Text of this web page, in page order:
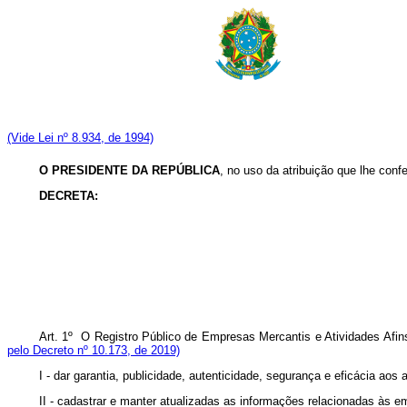
(Vide Lei nº 8.934, de 1994)
O PRESIDENTE DA REPÚBLICA, no uso da atribuição que lhe
DECRETA:
Art. 1º O Registro Público de Empresas Mercantis e Atividades
pelo Decreto nº 10.173, de 2019)
I - dar garantia, publicidade, autenticidade, segurança e eficácia
II - cadastrar e manter atualizadas as informações relacionadas